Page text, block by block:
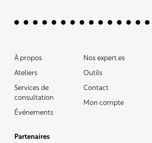
À propos
Ateliers
Services de
consultation
Événements
Nos expert.es
Outils
Contact
Mon compte
Partenaires